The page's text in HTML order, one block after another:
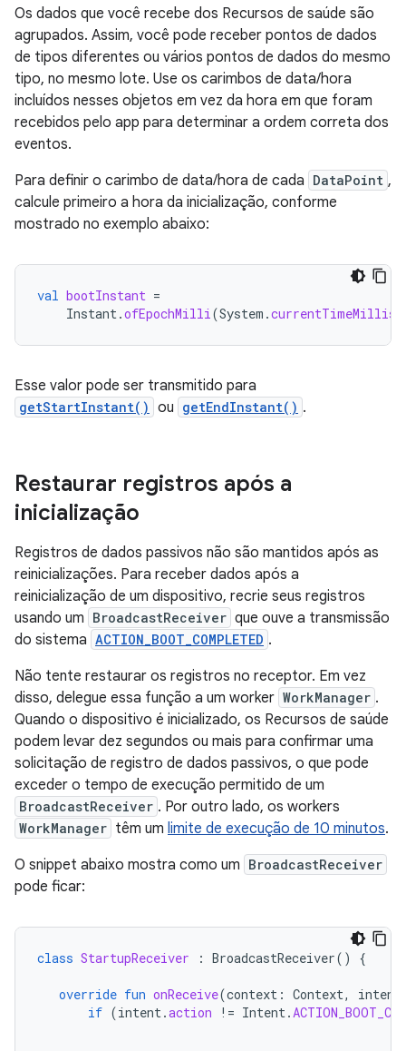
Os dados que você recebe dos Recursos de saúde são
agrupados. Assim, você pode receber pontos de dados
de tipos diferentes ou vários pontos de dados do mesmo
tipo, no mesmo lote. Use os carimbos de data/hora
incluídos nesses objetos em vez da hora em que foram
recebidos pelo app para determinar a ordem correta dos
eventos.
Para definir o carimbo de data/hora de cada DataPoint ,
calcule primeiro a hora da inicialização, conforme
mostrado no exemplo abaixo:
val bootInstant =
Instant.ofEpochMilli(System .currentTimeMillis
Esse valor pode ser transmitido para
getStartInstant() ou getEndInstant() .
Restaurar registros após a
inicialização
Registros de dados passivos não são mantidos após as
reinicializações. Para receber dados após a
reinicialização de um dispositivo, recrie seus registros
usando um BroadcastReceiver que ouve a transmissão
do sistema ACTION_BOOT_COMPLETED .
Não tente restaurar os registros no receptor. Em vez
disso, delegue essa função a um worker WorkManager .
Quando o dispositivo é inicializado, os Recursos de saúde
podem levar dez segundos ou mais para confirmar uma
solicitação de registro de dados passivos, o que pode
exceder o tempo de execução permitido de um
BroadcastReceiver . Por outro lado, os workers
WorkManager têm um limite de execução de 10 minutos.
O snippet abaixo mostra como um BroadcastReceiver
pode ficar:
class StartupReceiver : BroadcastReceiver() {
override fun onReceive(context : Context, intent
if (intent.action != Intent.